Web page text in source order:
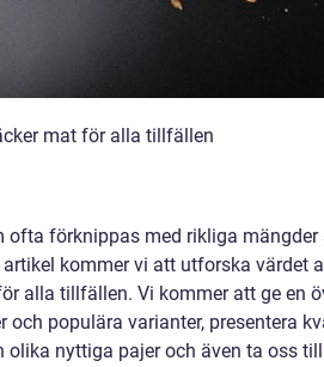
mat för alla tillfällen
förknippas med rikliga mängder
kommer vi att utforska värdet
alla tillfällen. Vi kommer att ge en
och populära varianter, presentera
olika nyttiga pajer och även ta oss